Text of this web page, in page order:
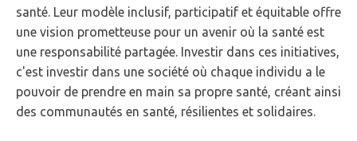
santé. Leur modèle inclusif, participatif et équitable offre
une vision prometteuse pour un avenir où la santé est
une responsabilité partagée. Investir dans ces initiatives,
c'est investir dans une société où chaque individu a le
pouvoir de prendre en main sa propre santé, créant ainsi
des communautés en santé, résilientes et solidaires.